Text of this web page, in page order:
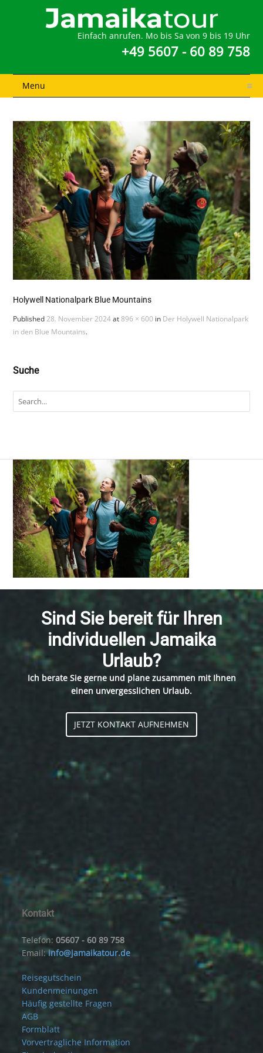
Einfach anrufen. Mo bis Sa von 9 bis 19 Uhr
+49 5607 - 60 89 758
Menu
Holywell Nationalpark Blue Mountains
Published28. November 2024at896 × 600 in Der Holywell Nationalpark
in den Blue Mountains.
Suche
Sind Sie bereit für Ihren
individuellen Jamaika
Urlaub?
Ich berate Sie gerne und plane zusammen mit Ihnen
einen unvergesslichen Urlaub.
JETZT KONTAKT AUFNEHMEN
Kontakt
Telefon:05607 - 60 89 758
Email:info@jamaikatour.de
Reisegutschein
Kundenmeinungen
Häufig gestellte Fragen
AGB
Formblatt
Vorvertragliche Information